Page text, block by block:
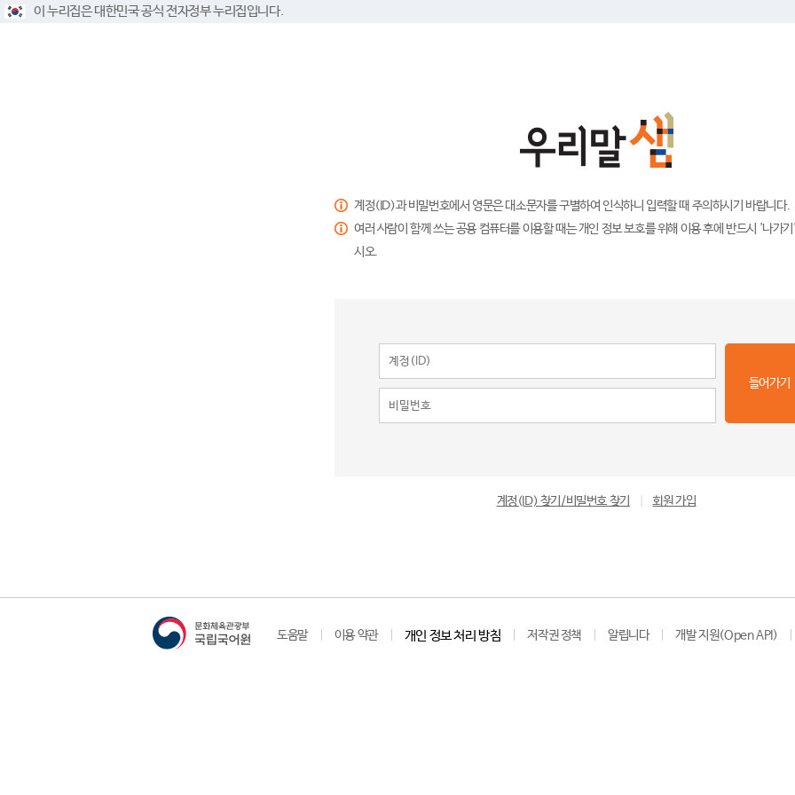
이 누리집은 대한민국 공식 전자정부 누리집입니다.
계정(ID)과 비밀번호에서 영문은 대소문자를 구별하여 인식하니 입력할 때 주의하시기 바랍니다.
여러 사람이 함께 쓰는 공용 컴퓨터를 이용할 때는 개인 정보 보호를 위해 이용 후에 반드시 '나가
시오.
들어가기
계정(ID) 찾기/비밀번호 찾기 회원 가입
도움말 이용 약관 개인 정보 처리 방침 저작권 정책 알립니다 개발 지원(Open API)